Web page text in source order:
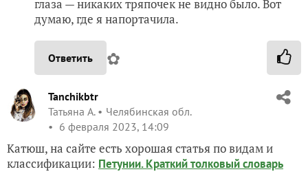
глаза — никаких тряпочек не видно было. Вот
думаю, где я напортачила.
Ответить ✿
Tanchikbtr
Татьяна А.
Челябинская обл.
6 февраля 2023, 14:09
Катюш, на сайте есть хорошая статья по видам и
классификации: Петунии. Краткий толковый словарь